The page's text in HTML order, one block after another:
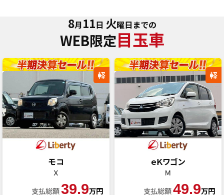
8月11日 火曜日までの
WEB限定目玉車
軽
モコ
Ｘ
支払総額39.9万円
軽
ｅＫワゴン
Ｍ
支払総額49.9万円